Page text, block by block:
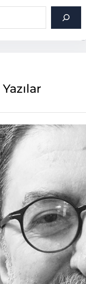
Geçiş